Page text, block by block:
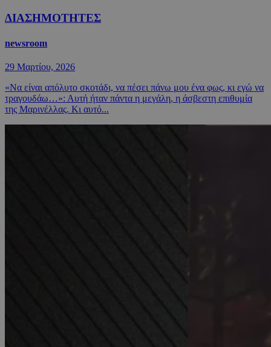
ΔΙΑΣΗΜΟΤΗΤΕΣ
newsroom
29 Μαρτίου, 2026
«Να είναι απόλυτο σκοτάδι, να πέσει πάνω μου ένα φως, κι εγώ να
τραγουδάω…»: Αυτή ήταν πάντα η μεγάλη, η άσβεστη επιθυμία
της Μαρινέλλας. Κι αυτό...